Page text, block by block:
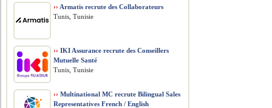
›› Armatis recrute des Collaborateurs
Tunis, Tunisie
›› IKI Assurance recrute des Conseillers
Mutuelle Santé
Tunis, Tunisie
›› Multinational MC recrute Bilingual Sales
Representatives French / English